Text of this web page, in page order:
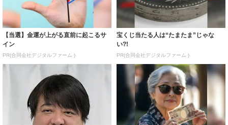
【当選】金運が上がる直前に起こるサ
イン
PR(合同会社デジタルファーム )
宝くじ当たる人は“たまたま”じゃな
い?!
PR(合同会社デジタルファーム )